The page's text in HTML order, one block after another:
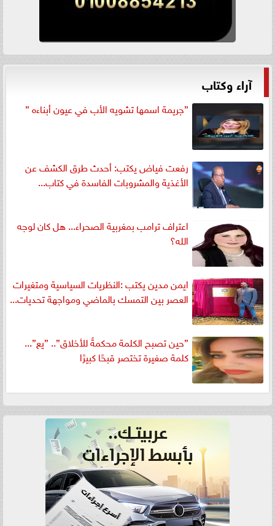
آراء وكتاب
”جريمة اسمها تشويه الأب في عيون أبناءه ”
رفعت فياض يكتب: أحدث طرق الكشف عن
الأغذية والمشروبات الفاسدة في كتاب...
اعتراف ترامب بمغربية الصحراء... هل كان لوجه
الله؟
ايمن مدين يكتب :النظريات السياسية ومتغيرات
العصر بين التمسك بالماضي ومواجهة تحديات...
”حين تصبح الكلمة محكمةً للأخلاق”.. ”يع”...
كلمة صغيرة تختصر قبحًا كبيرًا